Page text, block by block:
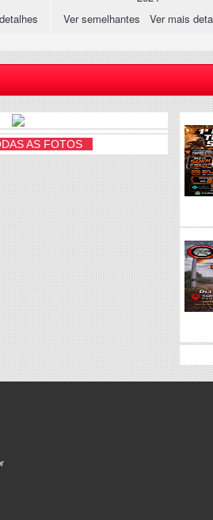
Ver semelhantes
Ver mais
AS FOTOS